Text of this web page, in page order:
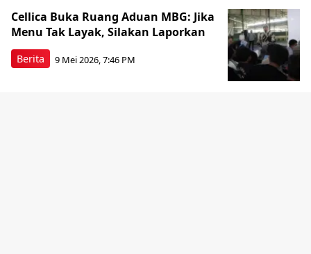
Berita
Cellica Buka Ruang Aduan MBG: Jika
Menu Tak Layak, Silakan Laporkan
9 Mei 2026, 7:46 PM